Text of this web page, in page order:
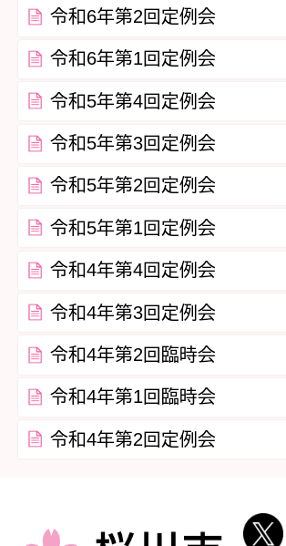
令和6年第2回定例会
令和6年第1回定例会
令和5年第4回定例会
令和5年第3回定例会
令和5年第2回定例会
令和5年第1回定例会
令和4年第4回定例会
令和4年第3回定例会
令和4年第2回臨時会
令和4年第1回臨時会
令和4年第2回定例会